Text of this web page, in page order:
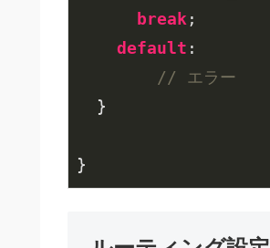
break ;
default :
// エラー
  }
}